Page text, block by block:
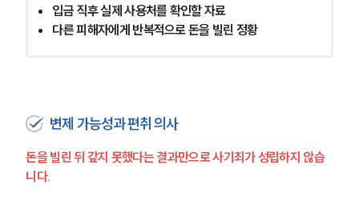
입금 직후 실제 사용처를 확인할 자료
다른 피해자에게 반복적으로 돈을 빌린 정황
변제 가능성과 편취 의사
돈을 빌린 뒤 갚지 못했다는 결과만으로 사기죄가 성립하지 않습
니다.